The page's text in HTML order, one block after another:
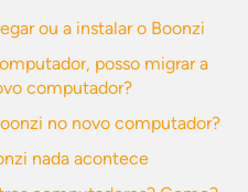
ou a instalar o Boonzi
posso migrar a
computador?
no novo computador?
nada acontece